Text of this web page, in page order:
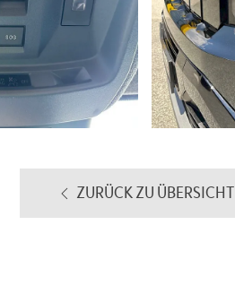
ZURÜCK ZU ÜBERSICHT